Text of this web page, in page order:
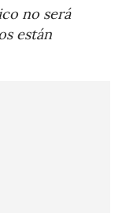
no será
están